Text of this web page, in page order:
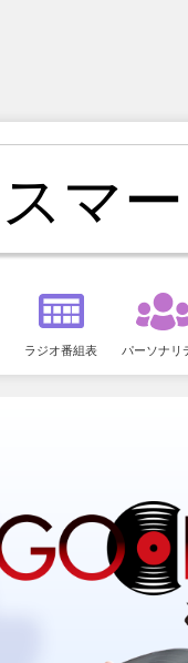
スマ
ラジオ番組表 パーソナリ